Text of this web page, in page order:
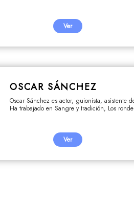
Ver
OSCAR SÁNCHEZ
Oscar Sánchez es actor, guionista, asistente
Ha trabajado en Sangre y tradición, Los
Ver